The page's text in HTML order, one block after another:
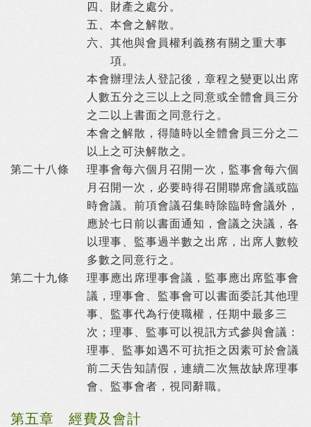
四、 財產之處分。
五、 本會之解散。
六、 其他與會員權利義務有關之重大事
項。
本會辦理法人登記後，章程之變更以出席
人數五分之三以上之同意或全體會員三分
之二以上書面之同意行之。
本會之解散，得隨時以全體會員三分之二
以上之可決解散之。
第二十八條
理事會每六個月召開一次，監事會每六個
月召開一次，必要時得召開聯席會議或臨
時會議。前項會議召集時除臨時會議外，
應於七日前以書面通知，會議之決議，各
以理事、監事過半數之出席，出席人數較
多數之同意行之。
第二十九條
理事應出席理事會議，監事應出席監事會
議，理事會、監事會可以書面委託其他理
事、監事代為行使職權，任期中最多三
次；理事、監事可以視訊方式參與會議：
理事、監事如遇不可抗拒之因素可於會議
前二天告知請假，連續二次無故缺席理事
會、監事會者，視同辭職。
第五章 經費及會計